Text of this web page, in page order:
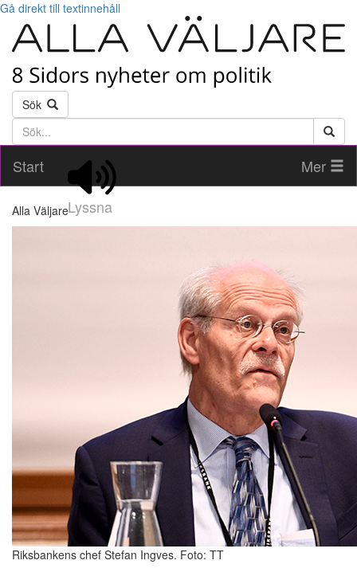
Gå direkt till textinnehåll
Sök
Söktext
Start
Lyssna
Mer
Alla Väljare
Riksbankens chef Stefan Ingves. Foto: TT